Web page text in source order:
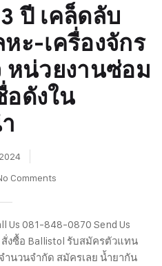
ปี เคล็ดลับ
ะ-เครื่องจักร
หน่วยงานซ่อม
อดังใน
Comments
Us 081-848-0870 Send Us
งซื้อ Ballistol รับสมัครตัวแทน
นวนจำกัด สมัครเลย น้ำยากัน